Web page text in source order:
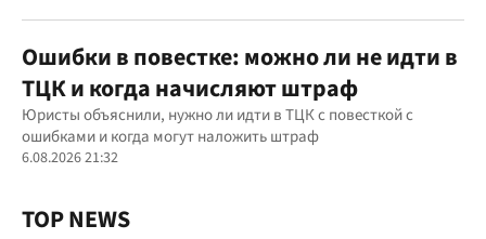
Ошибки в повестке: можно ли не идти в
ТЦК и когда начисляют штраф
Юристы объяснили, нужно ли идти в ТЦК с повесткой с
ошибками и когда могут наложить штраф
6.08.2026 21:32
TOP NEWS